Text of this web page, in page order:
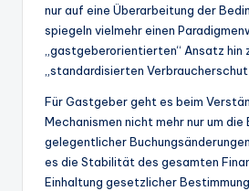
nur auf eine Überarbeitung der
spiegeln vielmehr einen
„gastgeberorientierten“ Ansatz hin
„standardisierten
Für Gastgeber geht es beim
Mechanismen nicht mehr nur um
gelegentlicher
es die Stabilität des gesamten
Einhaltung gesetzlicher